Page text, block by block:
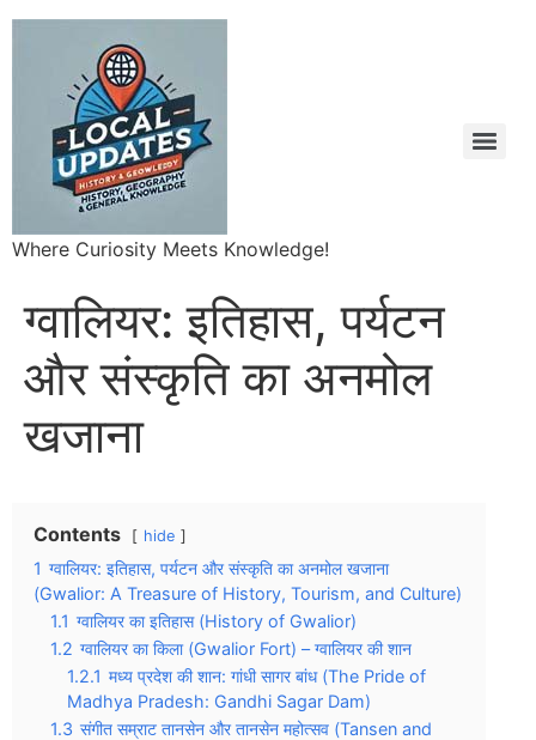
Where Curiosity Meets Knowledge!
ग्वालियर: इतिहास, पर्यटन
और संस्कृति का अनमोल
खजाना
Contents hide
1 ग्वालियर: इतिहास, पर्यटन और संस्कृति का अनमोल खजाना
(Gwalior: A Treasure of History, Tourism, and Culture)
1.1 ग्वालियर का इतिहास (History of Gwalior)
1.2 ग्वालियर का किला (Gwalior Fort) – ग्वालियर की शान
1.2.1 मध्य प्रदेश की शान: गांधी सागर बांध (The Pride of
Madhya Pradesh: Gandhi Sagar Dam)
1.3 संगीत सम्राट तानसेन और तानसेन महोत्सव (Tansen and